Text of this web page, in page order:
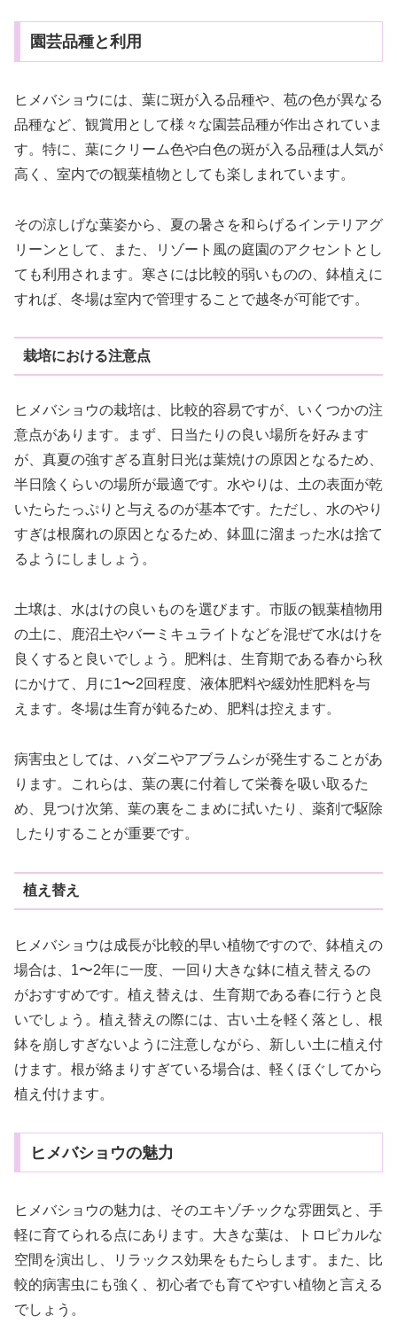
園芸品種と利用
ヒメバショウには、葉に斑が入る品種や、苞の色が異なる
品種など、観賞用として様々な園芸品種が作出されていま
す。特に、葉にクリーム色や白色の斑が入る品種は人気が
高く、室内での観葉植物としても楽しまれています。
その涼しげな葉姿から、夏の暑さを和らげるインテリアグ
リーンとして、また、リゾート風の庭園のアクセントとし
ても利用されます。寒さには比較的弱いものの、鉢植えに
すれば、冬場は室内で管理することで越冬が可能です。
栽培における注意点
ヒメバショウの栽培は、比較的容易ですが、いくつかの注
意点があります。まず、日当たりの良い場所を好みます
が、真夏の強すぎる直射日光は葉焼けの原因となるため、
半日陰くらいの場所が最適です。水やりは、土の表面が乾
いたらたっぷりと与えるのが基本です。ただし、水のやり
すぎは根腐れの原因となるため、鉢皿に溜まった水は捨て
るようにしましょう。
土壌は、水はけの良いものを選びます。市販の観葉植物用
の土に、鹿沼土やバーミキュライトなどを混ぜて水はけを
良くすると良いでしょう。肥料は、生育期である春から秋
にかけて、月に1〜2回程度、液体肥料や緩効性肥料を与
えます。冬場は生育が鈍るため、肥料は控えます。
病害虫としては、ハダニやアブラムシが発生することがあ
ります。これらは、葉の裏に付着して栄養を吸い取るた
め、見つけ次第、葉の裏をこまめに拭いたり、薬剤で駆除
したりすることが重要です。
植え替え
ヒメバショウは成長が比較的早い植物ですので、鉢植えの
場合は、1〜2年に一度、一回り大きな鉢に植え替えるの
がおすすめです。植え替えは、生育期である春に行うと良
いでしょう。植え替えの際には、古い土を軽く落とし、根
鉢を崩しすぎないように注意しながら、新しい土に植え付
けます。根が絡まりすぎている場合は、軽くほぐしてから
植え付けます。
ヒメバショウの魅力
ヒメバショウの魅力は、そのエキゾチックな雰囲気と、手
軽に育てられる点にあります。大きな葉は、トロピカルな
空間を演出し、リラックス効果をもたらします。また、比
較的病害虫にも強く、初心者でも育てやすい植物と言える
でしょう。